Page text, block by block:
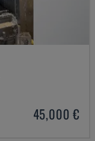
45,000 €